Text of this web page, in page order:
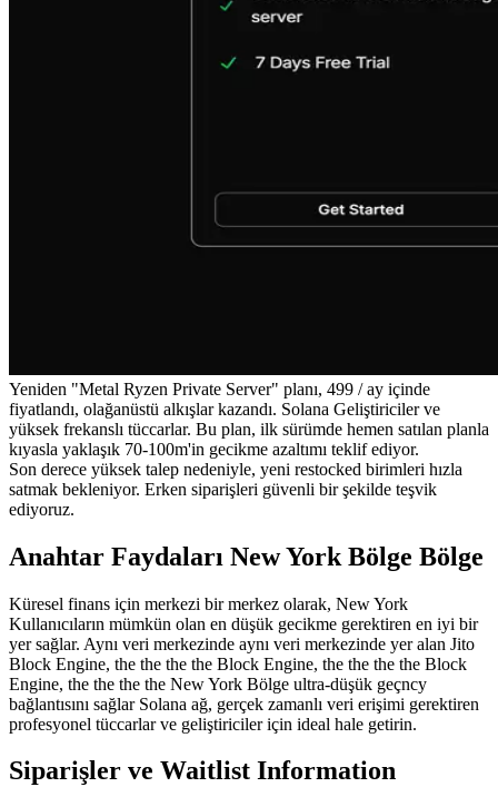
Yeniden "Metal Ryzen Private Server" planı, 499 / ay içinde
fiyatlandı, olağanüstü alkışlar kazandı. Solana Geliştiriciler ve
yüksek frekanslı tüccarlar. Bu plan, ilk sürümde hemen satılan planla
kıyasla yaklaşık 70-100m'in gecikme azaltımı teklif ediyor.
Son derece yüksek talep nedeniyle, yeni restocked birimleri hızla
satmak bekleniyor. Erken siparişleri güvenli bir şekilde teşvik
ediyoruz.
Anahtar Faydaları New York Bölge Bölge
Küresel finans için merkezi bir merkez olarak, New York
Kullanıcıların mümkün olan en düşük gecikme gerektiren en iyi bir
yer sağlar. Aynı veri merkezinde aynı veri merkezinde yer alan Jito
Block Engine, the the the the Block Engine, the the the the Block
Engine, the the the the New York Bölge ultra-düşük geçncy
bağlantısını sağlar Solana ağ, gerçek zamanlı veri erişimi gerektiren
profesyonel tüccarlar ve geliştiriciler için ideal hale getirin.
Siparişler ve Waitlist Information